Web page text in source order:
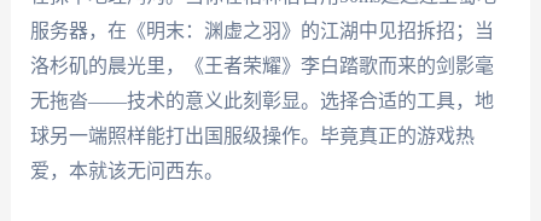
服务器，在《明末：渊虚之羽》的江湖中见招拆招；当
洛杉矶的晨光里，《王者荣耀》李白踏歌而来的剑影毫
无拖沓——技术的意义此刻彰显。选择合适的工具，地
球另一端照样能打出国服级操作。毕竟真正的游戏热
爱，本就该无问西东。